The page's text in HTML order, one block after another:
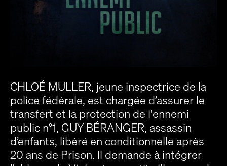
CHLOÉ MULLER, jeune inspectrice de la
police fédérale, est chargée d’assurer le
transfert et la protection de l'ennemi
public n°1, GUY BÉRANGER, assassin
d’enfants, libéré en conditionnelle après
20 ans de Prison. Il demande à intégrer